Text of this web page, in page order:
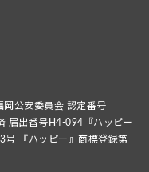
岡公安委員会 認定番号
届出番号H4-094『ハッピー
号 『ハッピー』商標登録第